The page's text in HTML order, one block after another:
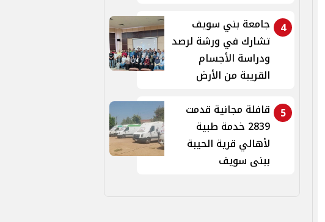
4
جامعة بني سويف
تشارك في ورشة لرصد
ودراسة الأجسام
القريبة من الأرض
5
قافلة مجانية قدمت
2839 خدمة طبية
لأهالي قرية الحيبة
ببنى سويف